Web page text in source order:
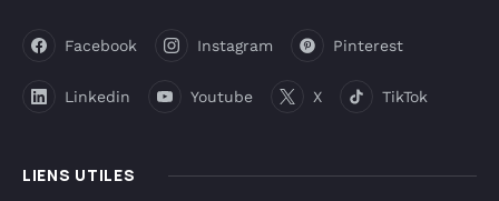
LIENS UTILES
Facebook Instagram Pinterest
Linkedin Youtube X TikTok